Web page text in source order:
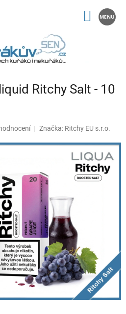
KOŠÍK
Ritchy Salt - 10
Značka: Ritchy EU s.r.o.